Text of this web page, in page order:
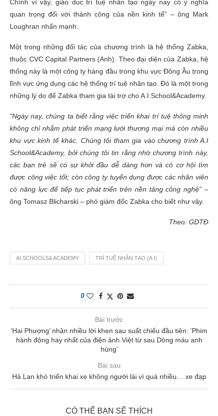
Chính vì vậy, giáo dục trí tuệ nhân tạo ngày nay có ý nghĩa
quan trọng đối với thành công của nền kinh tế” – ông Mark
Loughran nhấn mạnh.
Một trong những đối tác của chương trình là hệ thống Zabka,
thuộc CVC Capital Partners (Anh). Theo đại diện của Zabka, hệ
thống này là một công ty hàng đầu trong khu vực Đông Âu trong
lĩnh vực ứng dụng các hệ thống trí tuệ nhân tạo. Đó là một trong
những lý do để Zabka tham gia tài trợ cho A.I School&Academy.
“Ngày nay, chúng ta biết rằng việc triển khai trí tuệ thông minh
không chỉ nhằm phát triển mạng lưới thương mại mà còn nhiều
khu vực kinh tế khác. Chúng tôi tham gia vào chương trình A.I
School&Academy, bởi chúng tôi tin rằng nhờ chương trình này,
các bạn trẻ sẽ có sự khởi đầu dễ dàng hơn và có cơ hội tìm
được công việc tốt; còn công ty tuyển dụng được các nhân viên
có năng lực để tiếp tục phát triển trên nền tảng công nghệ” –
ông Tomasz Blicharski – phó giám đốc Zabka cho biết như vậy.
Theo: GDTĐ
AI SCHOOLS& ACADEMY TRÍ TUỆ NHÂN TẠO (A.I)
0
Bài trước
‘Hai Phượng’ nhận nhiều lời khen sau suất chiếu đầu tiên: ‘Phim
hành động hay nhất của điện ảnh Việt từ sau Dòng máu anh
hùng’
Bài sau
Hà Lan khó triển khai xe không người lái vì quá nhiều… xe đạp
CÓ THỂ BẠN SẼ THÍCH